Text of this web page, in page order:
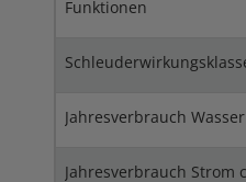
Funktionen
Jahresverbrauch Wasser
Jahresverbrauch Strom